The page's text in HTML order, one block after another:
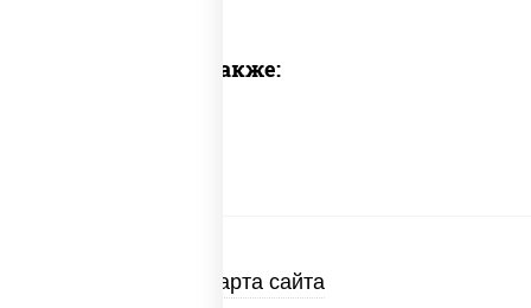
Предлагаем также:
Карта сайта